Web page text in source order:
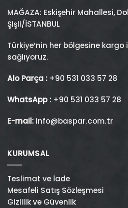
MAĞAZA: Eskişehir Mahallesi,
Şişli/İSTANBUL
Türkiye’nin her bölgesine
sağlıyoruz.
Alo Parça : +90 531 033 57 28
WhatsApp : +90 531 033 57 28
E-mail: info@baspar.com.tr
KURUMSAL
Teslimat ve İade
Mesafeli Satış Sözleşmesi
Gizlilik ve Güvenlik